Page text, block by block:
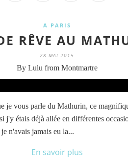
A PARIS
RÊVE AU
28 MAI 2015
By Lulu from Montmartre
je vous parle du Mathurin, ce
j'y étais déjà allée en différentes
n'avais jamais eu la...
En savoir plus